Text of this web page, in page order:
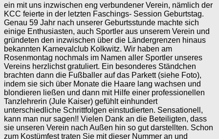
ein mit uns inzwischen eng verbundener Verein, nämlich der
KCC feierte in der letzten Faschings- Session Geburtstag.
Genau 59 Jahr nach unserer Geburtsstunde machte sich
einige Enthusiasten, auch Sportler aus unserem Verein und
gründeten den inzwischen über die Ländergrenzen hinaus
bekannten Karnevalclub Kolkwitz. Wir haben am
Rosenmontag nochmals im Namen aller Sportler unseres
Vereins herzlichst gratuliert. Ein besonderes Ständchen
brachten dann die Fußballer auf das Parkett (siehe Foto),
indem sie sich über Monate die Haare lang wachsen und
blondieren ließen und dann mit Hilfe einer professionellen
Tanzlehrerin (Jule Kaiser) gefühlt einhundert
unterschiedliche Schrittfolgen einstudierten. Sensationell,
kann man nur sagen!! Vielen Dank an die Beteiligten, dass
sie unseren Verein nach Außen hin so gut darstellten. Schon
zum Kostümfest traten Sie mit dieser Nummer an und